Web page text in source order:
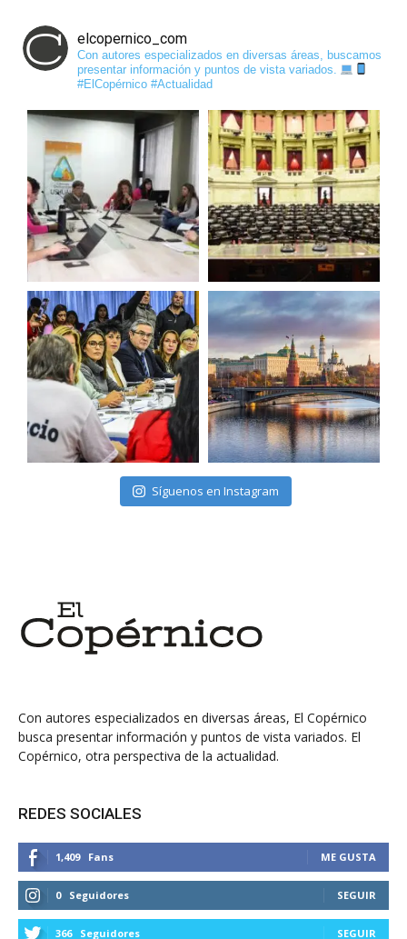
elcopernico_com
Con autores especializados en diversas áreas, buscamos
presentar información y puntos de vista variados.
#ElCopérnico #Actualidad
Síguenos en Instagram
Con autores especializados en diversas áreas, El Copérnico
busca presentar información y puntos de vista variados. El
Copérnico, otra perspectiva de la actualidad.
REDES SOCIALES
1,409 Fans ME GUSTA
0 Seguidores SEGUIR
366 Seguidores SEGUIR